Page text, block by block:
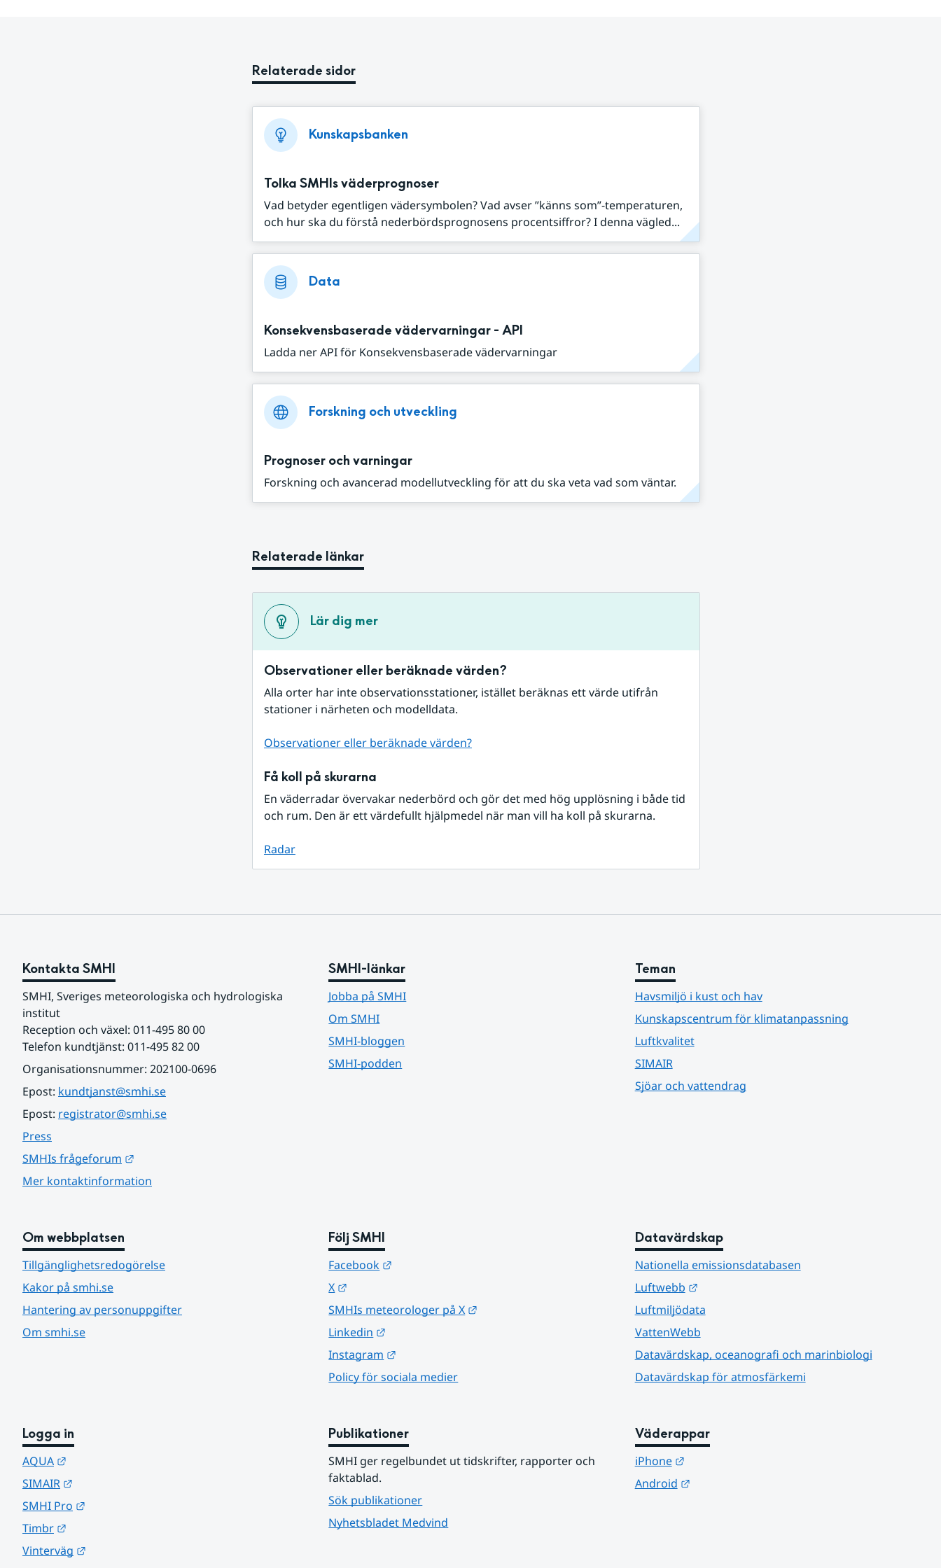
Relaterade sidor
Kunskapsbanken
Tolka SMHIs väderprognoser
Vad betyder egentligen vädersymbolen? Vad avser ”känns som”-temperaturen,
och hur ska du förstå nederbördsprognosens procentsiffror? I denna vägled...
Data
Konsekvensbaserade vädervarningar - API
Ladda ner API för Konsekvensbaserade vädervarningar
Forskning och utveckling
Prognoser och varningar
Forskning och avancerad modellutveckling för att du ska veta vad som väntar.
Relaterade länkar
Lär dig mer
Observationer eller beräknade värden?
Alla orter har inte observationsstationer, istället beräknas ett värde utifrån
stationer i närheten och modelldata.
Observationer eller beräknade värden?
Få koll på skurarna
En väderradar övervakar nederbörd och gör det med hög upplösning i både tid
och rum. Den är ett värdefullt hjälpmedel när man vill ha koll på skurarna.
Radar
Kontakta SMHI
SMHI, Sveriges meteorologiska och hydrologiska
institut
Reception och växel: 011-495 80 00
Telefon kundtjänst: 011-495 82 00
Organisationsnummer: 202100-0696
Epost: kundtjanst@smhi.se
Epost: registrator@smhi.se
Press
SMHIs frågeforum
Mer kontaktinformation
SMHI-länkar
Jobba på SMHI
Om SMHI
SMHI-bloggen
SMHI-podden
Teman
Havsmiljö i kust och hav
Kunskapscentrum för klimatanpassning
Luftkvalitet
SIMAIR
Sjöar och vattendrag
Om webbplatsen
Tillgänglighetsredogörelse
Kakor på smhi.se
Hantering av personuppgifter
Om smhi.se
Följ SMHI
Facebook
X
SMHIs meteorologer på X
Linkedin
Instagram
Policy för sociala medier
Datavärdskap
Nationella emissionsdatabasen
Luftwebb
Länk till annan webbplats.
Luftmiljödata
VattenWebb
Datavärdskap, oceanografi och marinbiologi
Datavärdskap för atmosfärkemi
Logga in
AQUA
SIMAIR
SMHI Pro
Timbr
Vinterväg
Publikationer
SMHI ger regelbundet ut tidskrifter, rapporter och
faktablad.
Sök publikationer
Nyhetsbladet Medvind
Väderappar
iPhone
Länk till annan webbplats.
Android
Länk till annan webbplats.